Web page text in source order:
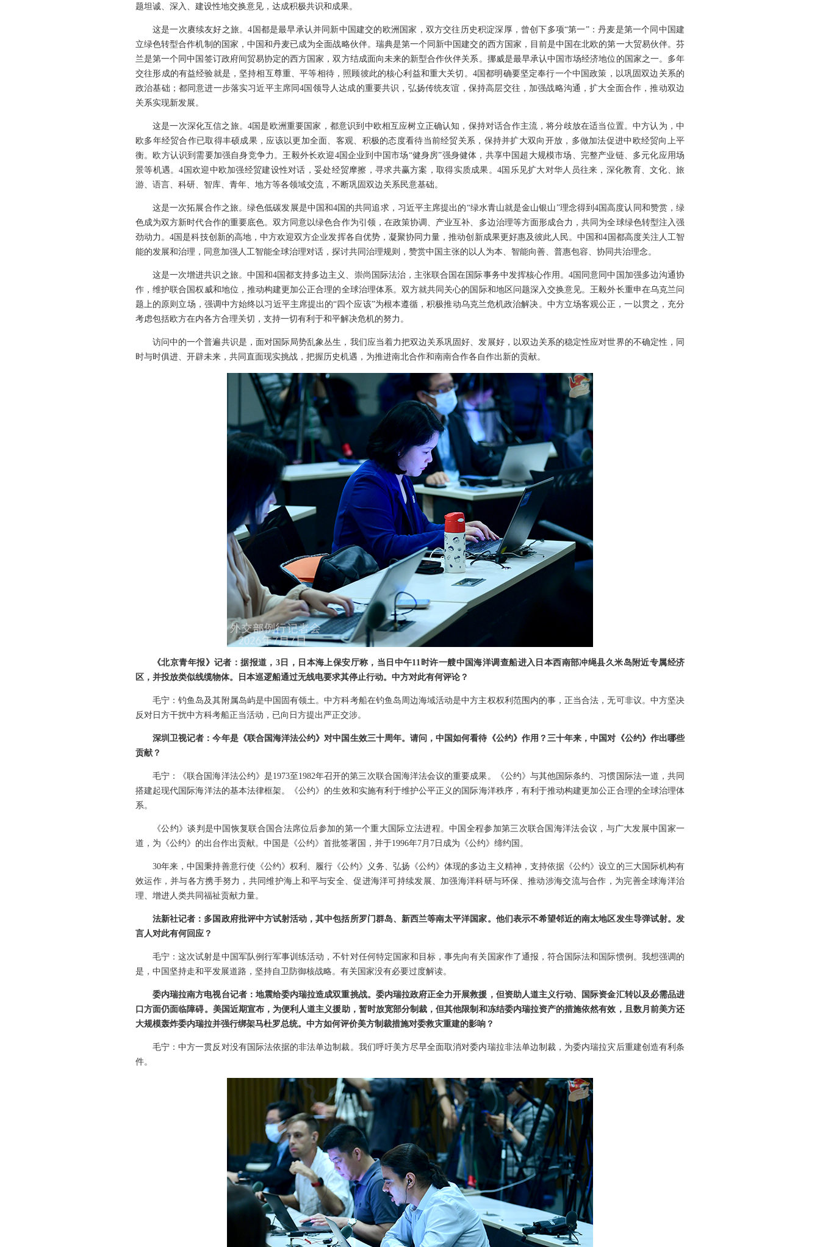
题坦诚、深入、建设性地交换意见，达成积极共识和成果。
这是一次赓续友好之旅。4国都是最早承认并同新中国建交的欧洲国家，双方交往历史积淀深厚，曾创下多项“第一”：丹麦是第一个同中国建
立绿色转型合作机制的国家，中国和丹麦已成为全面战略伙伴。瑞典是第一个同新中国建交的西方国家，目前是中国在北欧的第一大贸易伙伴。芬
兰是第一个同中国签订政府间贸易协定的西方国家，双方结成面向未来的新型合作伙伴关系。挪威是最早承认中国市场经济地位的国家之一。多年
交往形成的有益经验就是，坚持相互尊重、平等相待，照顾彼此的核心利益和重大关切。4国都明确要坚定奉行一个中国政策，以巩固双边关系的
政治基础；都同意进一步落实习近平主席同4国领导人达成的重要共识，弘扬传统友谊，保持高层交往，加强战略沟通，扩大全面合作，推动双边
关系实现新发展。
这是一次深化互信之旅。4国是欧洲重要国家，都意识到中欧相互应树立正确认知，保持对话合作主流，将分歧放在适当位置。中方认为，中
欧多年经贸合作已取得丰硕成果，应该以更加全面、客观、积极的态度看待当前经贸关系，保持并扩大双向开放，多做加法促进中欧经贸向上平
衡。欧方认识到需要加强自身竞争力。王毅外长欢迎4国企业到中国市场“健身房”强身健体，共享中国超大规模市场、完整产业链、多元化应用场
景等机遇。4国欢迎中欧加强经贸建设性对话，妥处经贸摩擦，寻求共赢方案，取得实质成果。4国乐见扩大对华人员往来，深化教育、文化、旅
游、语言、科研、智库、青年、地方等各领域交流，不断巩固双边关系民意基础。
这是一次拓展合作之旅。绿色低碳发展是中国和4国的共同追求，习近平主席提出的“绿水青山就是金山银山”理念得到4国高度认同和赞赏，绿
色成为双方新时代合作的重要底色。双方同意以绿色合作为引领，在政策协调、产业互补、多边治理等方面形成合力，共同为全球绿色转型注入强
劲动力。4国是科技创新的高地，中方欢迎双方企业发挥各自优势，凝聚协同力量，推动创新成果更好惠及彼此人民。中国和4国都高度关注人工智
能的发展和治理，同意加强人工智能全球治理对话，探讨共同治理规则，赞赏中国主张的以人为本、智能向善、普惠包容、协同共治理念。
这是一次增进共识之旅。中国和4国都支持多边主义、崇尚国际法治，主张联合国在国际事务中发挥核心作用。4国同意同中国加强多边沟通协
作，维护联合国权威和地位，推动构建更加公正合理的全球治理体系。双方就共同关心的国际和地区问题深入交换意见。王毅外长重申在乌克兰问
题上的原则立场，强调中方始终以习近平主席提出的“四个应该”为根本遵循，积极推动乌克兰危机政治解决。中方立场客观公正，一以贯之，充分
考虑包括欧方在内各方合理关切，支持一切有利于和平解决危机的努力。
访问中的一个普遍共识是，面对国际局势乱象丛生，我们应当着力把双边关系巩固好、发展好，以双边关系的稳定性应对世界的不确定性，同
时与时俱进、开辟未来，共同直面现实挑战，把握历史机遇，为推进南北合作和南南合作各自作出新的贡献。
《北京青年报》记者：据报道，3日，日本海上保安厅称，当日中午11时许一艘中国海洋调查船进入日本西南部冲绳县久米岛附近专属经济
区，并投放类似线缆物体。日本巡逻船通过无线电要求其停止行动。中方对此有何评论？
毛宁：钓鱼岛及其附属岛屿是中国固有领土。中方科考船在钓鱼岛周边海域活动是中方主权权利范围内的事，正当合法，无可非议。中方坚决
反对日方干扰中方科考船正当活动，已向日方提出严正交涉。
深圳卫视记者：今年是《联合国海洋法公约》对中国生效三十周年。请问，中国如何看待《公约》作用？三十年来，中国对《公约》作出哪些
贡献？
毛宁：《联合国海洋法公约》是1973至1982年召开的第三次联合国海洋法会议的重要成果。《公约》与其他国际条约、习惯国际法一道，共同
搭建起现代国际海洋法的基本法律框架。《公约》的生效和实施有利于维护公平正义的国际海洋秩序，有利于推动构建更加公正合理的全球治理体
系。
《公约》谈判是中国恢复联合国合法席位后参加的第一个重大国际立法进程。中国全程参加第三次联合国海洋法会议，与广大发展中国家一
道，为《公约》的出台作出贡献。中国是《公约》首批签署国，并于1996年7月7日成为《公约》缔约国。
30年来，中国秉持善意行使《公约》权利、履行《公约》义务、弘扬《公约》体现的多边主义精神，支持依据《公约》设立的三大国际机构有
效运作，并与各方携手努力，共同维护海上和平与安全、促进海洋可持续发展、加强海洋科研与环保、推动涉海交流与合作，为完善全球海洋治
理、增进人类共同福祉贡献力量。
法新社记者：多国政府批评中方试射活动，其中包括所罗门群岛、新西兰等南太平洋国家。他们表示不希望邻近的南太地区发生导弹试射。发
言人对此有何回应？
毛宁：这次试射是中国军队例行军事训练活动，不针对任何特定国家和目标，事先向有关国家作了通报，符合国际法和国际惯例。我想强调的
是，中国坚持走和平发展道路，坚持自卫防御核战略。有关国家没有必要过度解读。
委内瑞拉南方电视台记者：地震给委内瑞拉造成双重挑战。委内瑞拉政府正全力开展救援，但资助人道主义行动、国际资金汇转以及必需品进
口方面仍面临障碍。美国近期宣布，为便利人道主义援助，暂时放宽部分制裁，但其他限制和冻结委内瑞拉资产的措施依然有效，且数月前美方还
大规模轰炸委内瑞拉并强行绑架马杜罗总统。中方如何评价美方制裁措施对委救灾重建的影响？
毛宁：中方一贯反对没有国际法依据的非法单边制裁。我们呼吁美方尽早全面取消对委内瑞拉非法单边制裁，为委内瑞拉灾后重建创造有利条
件。